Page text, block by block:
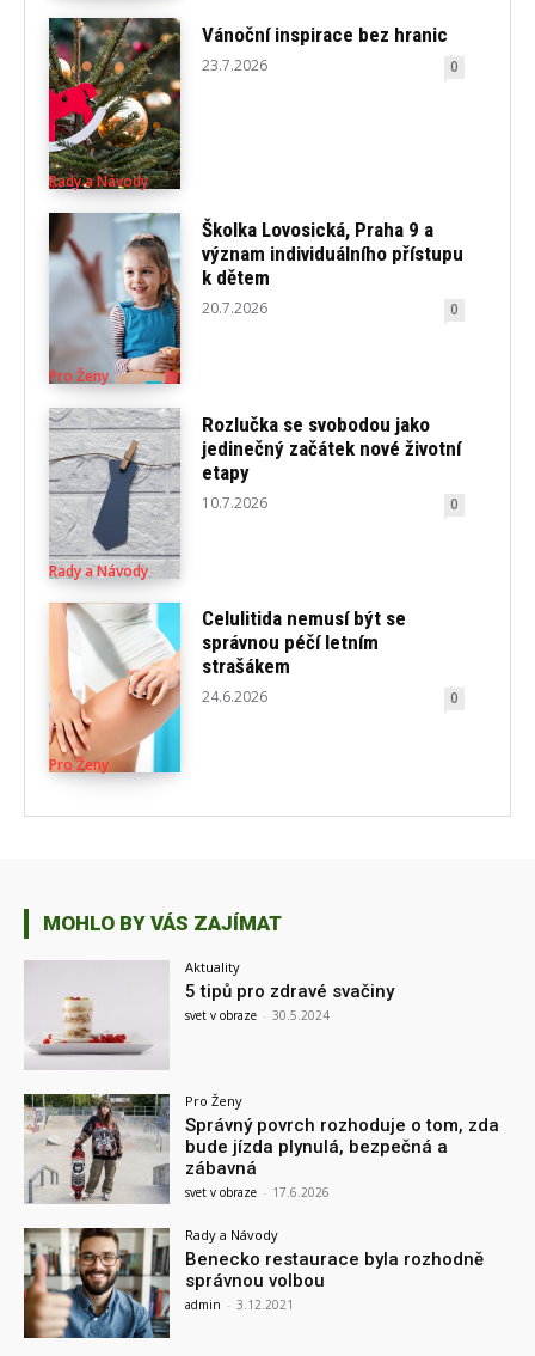
Rady a Návody
Vánoční inspirace bez hranic
23.7.2026 0
Pro Ženy
Školka Lovosická, Praha 9 a
význam individuálního přístupu
k dětem
20.7.2026 0
Rady a Návody
Rozlučka se svobodou jako
jedinečný začátek nové životní
etapy
10.7.2026 0
Pro Ženy
Celulitida nemusí být se
správnou péčí letním
strašákem
24.6.2026 0
MOHLO BY VÁS ZAJÍMAT
Aktuality
5 tipů pro zdravé svačiny
svet v obraze - 30.5.2024
Pro Ženy
Správný povrch rozhoduje o tom, zda
bude jízda plynulá, bezpečná a
zábavná
svet v obraze - 17.6.2026
Rady a Návody
Benecko restaurace byla rozhodně
správnou volbou
admin - 3.12.2021